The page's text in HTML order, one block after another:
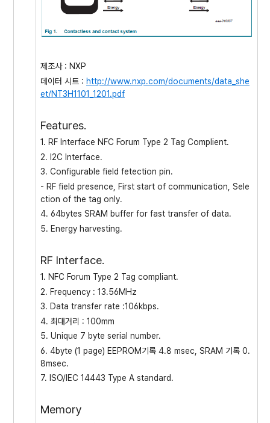
제조사 : NXP
데이터 시트 : http://www.nxp.com/documents/data_she
et/NT3H1101_1201.pdf
Features.
1. RF Interface NFC Forum Type 2 Tag Complient.
2. I2C Interface.
3. Configurable field fetection pin.
- RF field presence, First start of communication, Sele
ction of the tag only.
4. 64bytes SRAM buffer for fast transfer of data.
5. Energy harvesting.
RF Interface.
1. NFC Forum Type 2 Tag compliant.
2. Frequency : 13.56MHz
3. Data transfer rate :106kbps.
4. 최대거리 : 100mm
5. Unique 7 byte serial number.
6. 4byte (1 page) EEPROM기록 4.8 msec, SRAM 기록 0.
8msec.
7. ISO/IEC 14443 Type A standard.
Memory